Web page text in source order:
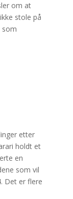
om at
stole på
som
etter
holdt et
en
som vil
Det er flere